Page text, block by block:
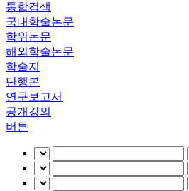
통합검색
국내학술논문
학위논문
해외학술논문
학술지
단행본
연구보고서
공개강의
버튼